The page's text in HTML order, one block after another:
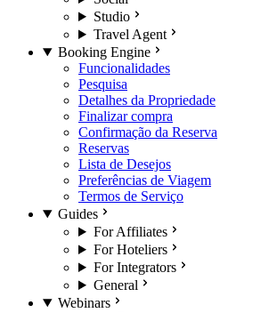
Studio
Travel Agent
Booking Engine
Funcionalidades
Pesquisa
Detalhes da Propriedade
Finalizar compra
Confirmação da Reserva
Reservas
Lista de Desejos
Preferências de Viagem
Termos de Serviço
Guides
For Affiliates
For Hoteliers
For Integrators
General
Webinars